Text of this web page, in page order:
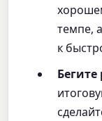
темпе,
к